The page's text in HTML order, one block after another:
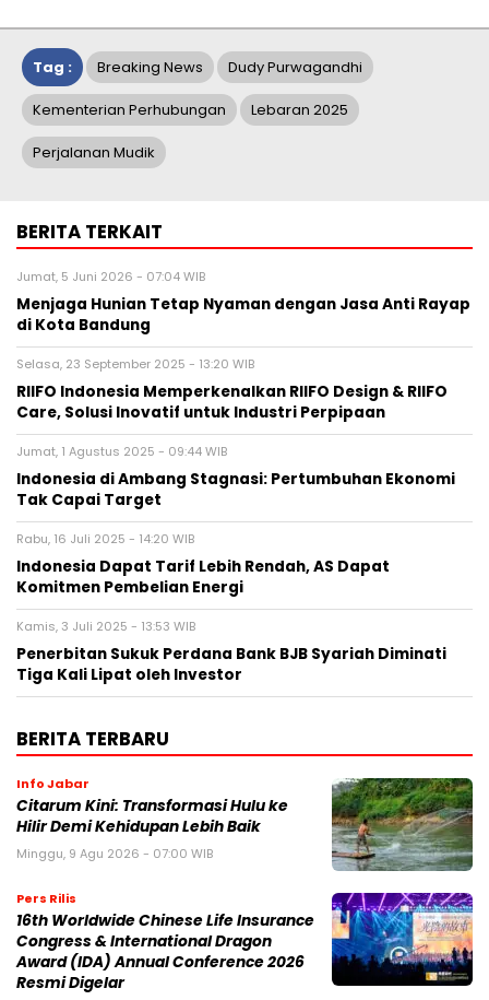
Tag : Breaking News Dudy Purwagandhi
Kementerian Perhubungan Lebaran 2025
Perjalanan Mudik
BERITA TERKAIT
Jumat, 5 Juni 2026 - 07:04 WIB
Menjaga Hunian Tetap Nyaman dengan Jasa Anti Rayap
di Kota Bandung
Selasa, 23 September 2025 - 13:20 WIB
RIIFO Indonesia Memperkenalkan RIIFO Design & RIIFO
Care, Solusi Inovatif untuk Industri Perpipaan
Jumat, 1 Agustus 2025 - 09:44 WIB
Indonesia di Ambang Stagnasi: Pertumbuhan Ekonomi
Tak Capai Target
Rabu, 16 Juli 2025 - 14:20 WIB
Indonesia Dapat Tarif Lebih Rendah, AS Dapat
Komitmen Pembelian Energi
Kamis, 3 Juli 2025 - 13:53 WIB
Penerbitan Sukuk Perdana Bank BJB Syariah Diminati
Tiga Kali Lipat oleh Investor
BERITA TERBARU
Info Jabar
Citarum Kini: Transformasi Hulu ke
Hilir Demi Kehidupan Lebih Baik
Minggu, 9 Agu 2026 - 07:00 WIB
Pers Rilis
16th Worldwide Chinese Life Insurance
Congress & International Dragon
Award (IDA) Annual Conference 2026
Resmi Digelar